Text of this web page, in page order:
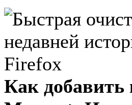
Как добавить